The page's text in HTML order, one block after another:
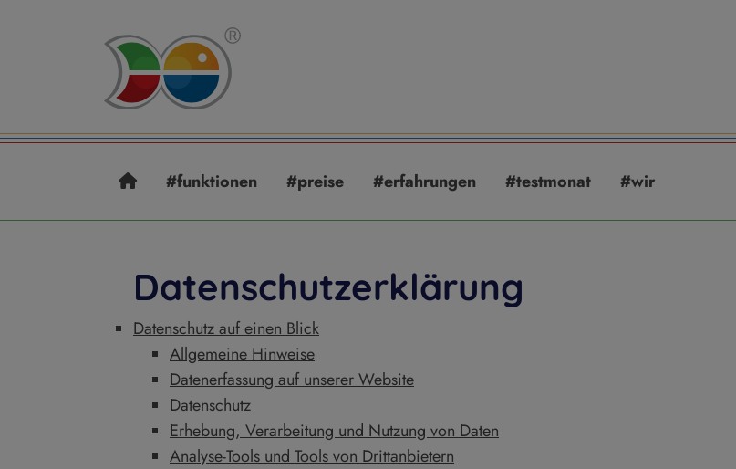
#funktionen #preise #erfahrungen #testmonat #wir
Datenschutzerklärung
Datenschutz auf einen Blick
Allgemeine Hinweise
Datenerfassung auf unserer Website
Datenschutz
Erhebung, Verarbeitung und Nutzung von Daten
Analyse-Tools und Tools von Drittanbietern